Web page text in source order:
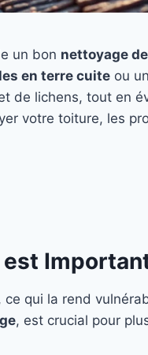
un bon nettoyage
en terre cuite ou
de lichens, tout en
votre toiture, les
qui la rend
, est crucial pour